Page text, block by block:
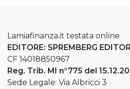
Lamiafinanza.it testata online
EDITORE: SPREMBERG
CF 14018850967
Reg. Trib. MI n°775 del
Sede Legale: Via Albricci 3